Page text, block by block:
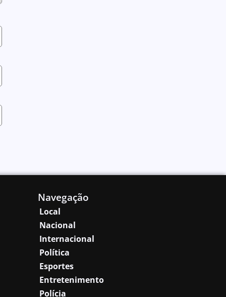
Navegação
Local
Nacional
Internacional
Política
Esportes
Entretenimento
Polícia